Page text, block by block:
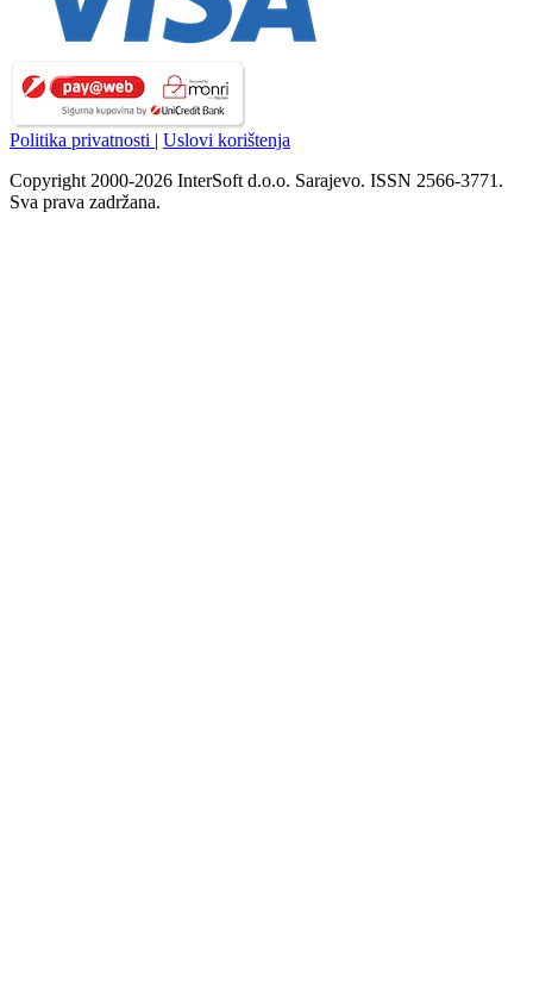
Politika privatnosti | Uslovi korištenja
Copyright 2000-2026 InterSoft d.o.o. Sarajevo. ISSN 2566-3771.
Sva prava zadržana.